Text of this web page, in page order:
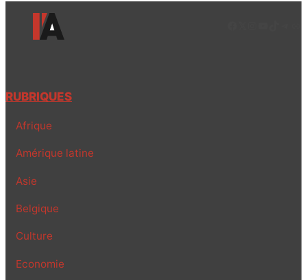
RUBRIQUES
Afrique
Amérique latine
Asie
Belgique
Culture
Economie